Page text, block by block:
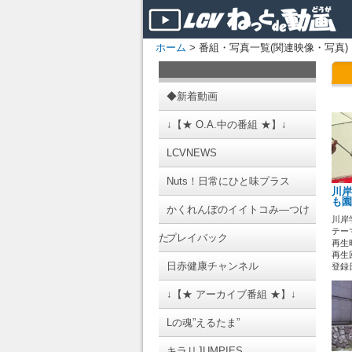
ホーム > 番組・写真一覧(関連映像・写真)
◆新着動画
↓【★ O.A.中の番組 ★】↓
LCVNEWS
Nuts！日常にひと味プラス
かくれんぼのイイトコみ―つけ
たプレイバック
日赤健康チャンネル
↓【★ アーカイブ番組 ★】↓
Lの魂”えるたま”
川
も
川
テー
再生
再生
登録